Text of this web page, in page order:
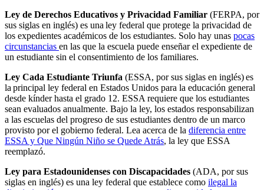
Ley de Derechos Educativos y Privacidad Familiar (FERPA, por
sus siglas en inglés) es una ley federal que protege la privacidad de
los expedientes académicos de los estudiantes. Solo hay unas pocas
circunstancias en las que la escuela puede enseñar el expediente de
un estudiante sin el consentimiento de los familiares.
Ley Cada Estudiante Triunfa (ESSA, por sus siglas en inglés) es
la principal ley federal en Estados Unidos para la educación general
desde kínder hasta el grado 12. ESSA requiere que los estudiantes
sean evaluados anualmente. Bajo la ley, los estados responsabilizan
a las escuelas del progreso de sus estudiantes dentro de un marco
provisto por el gobierno federal. Lea acerca de la diferencia entre
ESSA y Que Ningún Niño se Quede Atrás, la ley que ESSA
reemplazó.
Ley para Estadounidenses con Discapacidades (ADA, por sus
siglas en inglés) es una ley federal que establece como ilegal la